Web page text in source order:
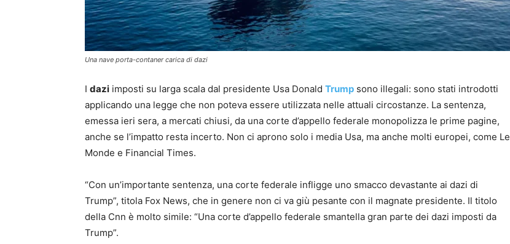
Una nave porta-contaner carica di dazi
I dazi imposti su larga scala dal presidente Usa Donald Trump sono illegali: sono stati introdotti
applicando una legge che non poteva essere utilizzata nelle attuali circostanze. La sentenza,
emessa ieri sera, a mercati chiusi, da una corte d’appello federale monopolizza le prime pagine,
anche se l’impatto resta incerto. Non ci aprono solo i media Usa, ma anche molti europei, come Le
Monde e Financial Times.
“Con un’importante sentenza, una corte federale infligge uno smacco devastante ai dazi di
Trump”, titola Fox News, che in genere non ci va giù pesante con il magnate presidente. Il titolo
della Cnn è molto simile: “Una corte d’appello federale smantella gran parte dei dazi imposti da
Trump”.